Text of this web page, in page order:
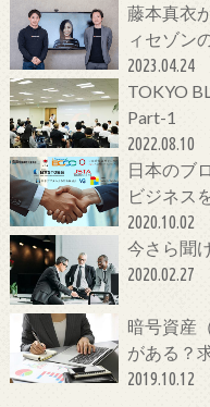
藤本真衣
ィセゾン
代金融サ
2023.04.24
TOKYO
Part-1
2022.08.10
日本のブ
ビジネス
2020.10.02
今さら聞
2020.02.27
暗号資産
がある？
2019.10.12